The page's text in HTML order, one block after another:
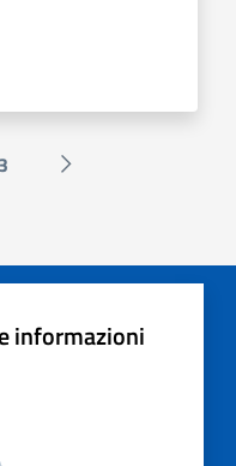
3 Successiva »
informazioni